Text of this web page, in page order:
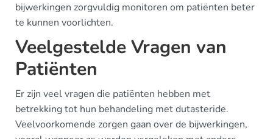
bijwerkingen zorgvuldig monitoren om patiënten beter
te kunnen voorlichten.
Veelgestelde Vragen van
Patiënten
Er zijn veel vragen die patiënten hebben met
betrekking tot hun behandeling met dutasteride.
Veelvoorkomende zorgen gaan over de bijwerkingen,